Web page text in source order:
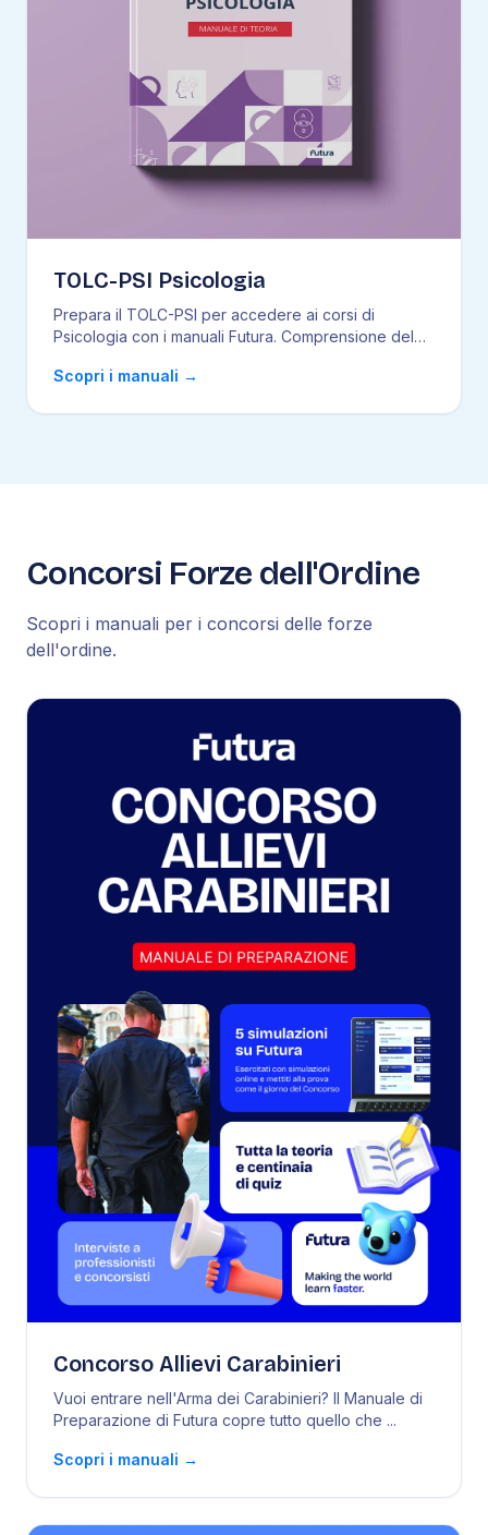
TOLC-PSI Psicologia
Prepara il TOLC-PSI per accedere ai corsi di
Psicologia con i manuali Futura. Comprensione del
Scopri i manuali →
Concorsi Forze dell'Ordine
Scopri i manuali per i concorsi delle forze
dell'ordine.
Concorso Allievi Carabinieri
Vuoi entrare nell'Arma dei Carabinieri? Il Manuale di
Preparazione di Futura copre tutto quello che ...
Scopri i manuali →